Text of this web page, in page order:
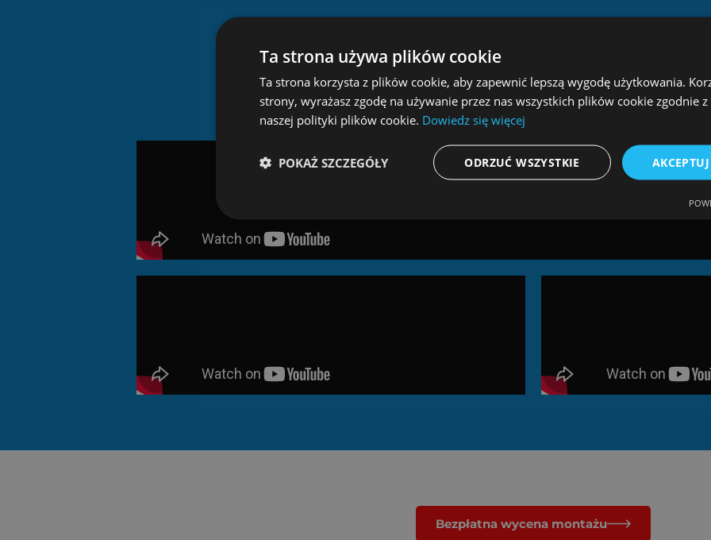
Dlaczego Ziterm?
Bezpłatna wycena montażu
Ta strona używa plików cookie
Ta strona korzysta z plików cookie, aby zapewnić lepszą wygodę użytkowania.
strony, wyrażasz zgodę na używanie przez nas wszystkich plików cookie zgodnie
naszej polityki plików cookie. Dowiedz się więcej
ODRZUĆ WSZYSTKIE
POKAŻ SZCZEGÓŁY